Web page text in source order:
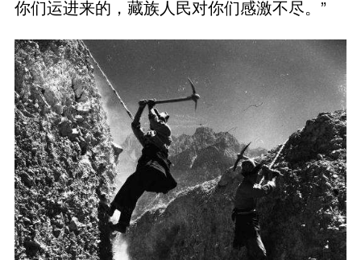
你们运进来的，藏族人民对你们感激不尽。”